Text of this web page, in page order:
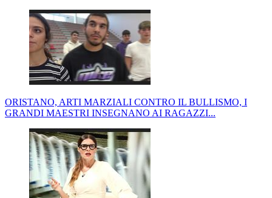
ORISTANO, ARTI MARZIALI CONTRO IL BULLISMO, I
GRANDI MAESTRI INSEGNANO AI RAGAZZI...